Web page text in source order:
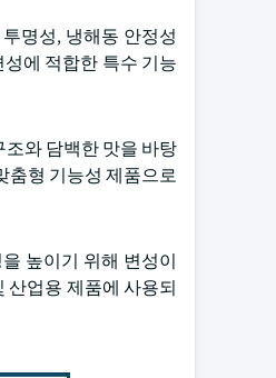
명성, 냉해동 안정성
에 적합한 특수 기능
와 담백한 맛을 바탕
춤형 기능성 제품으로
높이기 위해 변성이
산업용 제품에 사용되